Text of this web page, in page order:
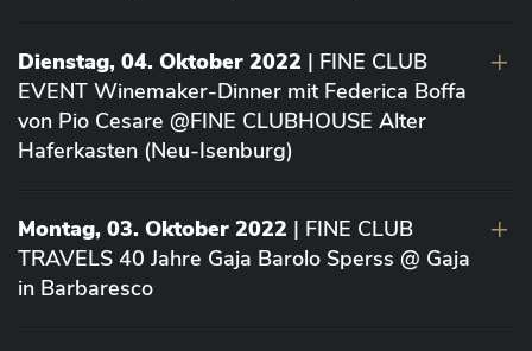
Dienstag, 04. Oktober 2022 | FINE CLUB
EVENT Winemaker-Dinner mit Federica Boffa
von Pio Cesare @FINE CLUBHOUSE Alter
Haferkasten (Neu-Isenburg)
Montag, 03. Oktober 2022 | FINE CLUB
TRAVELS 40 Jahre Gaja Barolo Sperss @ Gaja
in Barbaresco